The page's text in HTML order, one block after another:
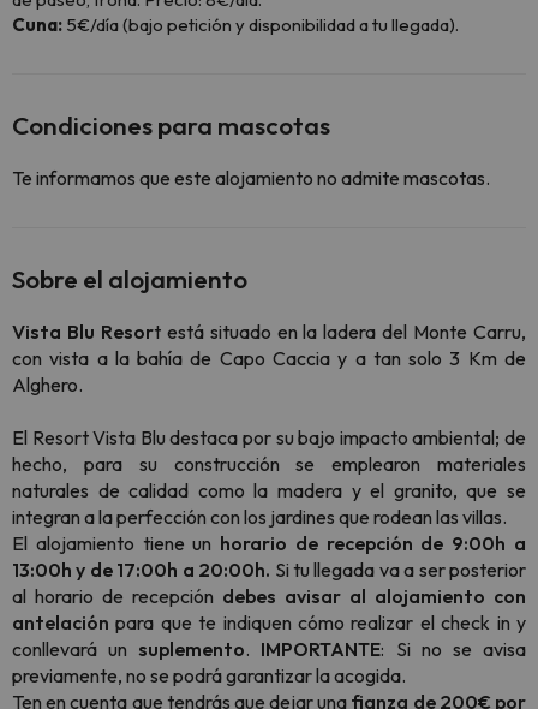
Cuna: 5€/día (bajo petición y disponibilidad a tu llegada).
Condiciones para mascotas
Te informamos que este alojamiento no admite mascotas.
Sobre el alojamiento
Vista Blu Resort está situado en la ladera del Monte Carru,
con vista a la bahía de Capo Caccia y a tan solo 3 Km de
Alghero.
El Resort Vista Blu destaca por su bajo impacto ambiental; de
hecho, para su construcción se emplearon materiales
naturales de calidad como la madera y el granito, que se
integran a la perfección con los jardines que rodean las villas.
El alojamiento tiene un horario de recepción de 9:00h a
13:00h y de 17:00h a 20:00h. Si tu llegada va a ser posterior
al horario de recepción debes avisar al alojamiento con
antelación para que te indiquen cómo realizar el check in y
conllevará un suplemento. IMPORTANTE: Si no se avisa
previamente, no se podrá garantizar la acogida.
Ten en cuenta que tendrás que dejar una fianza de 200€ por